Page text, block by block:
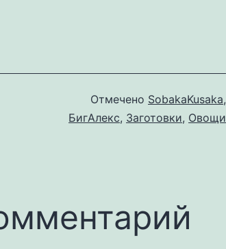
Отмечено SobakaKusaka,
БигАлекс, Заготовки, Овощи